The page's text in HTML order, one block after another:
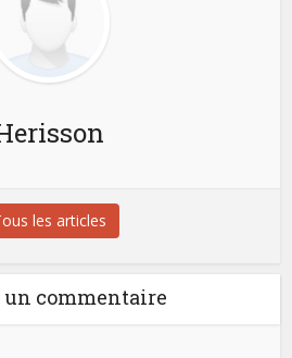
les articles
un commentaire